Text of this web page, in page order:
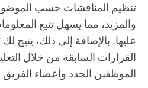
تنظيم المناقشات حسب
والمزيد، مما يسهل تتبع
القرارات السابقة من خلال
الموظفين الجدد وأعضاء